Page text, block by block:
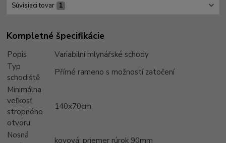
Súvisiaci tovar 1
Kompletné špecifikácie
Popis
Variabilní mlynářské schody
Typ
schodiště
Přímé rameno s možností zatočení
Minimálna
veľkosť
stropného
otvoru
140x70cm
Nosná
kovová. priemer rúrok 90mm